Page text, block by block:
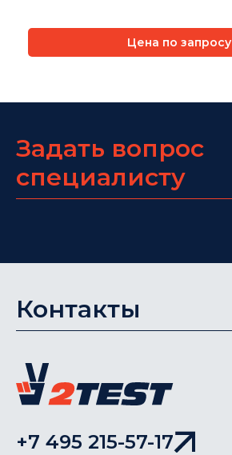
Цена по запросу
Задать вопрос
специалисту
Контакты
+7 495 215-57-17